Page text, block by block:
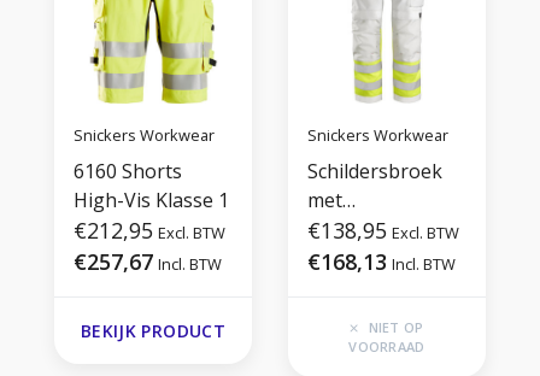
Snickers Workwear
6160 Shorts
High-Vis Klasse 1
€212,95 Excl. BTW
€257,67 Incl. BTW
BEKIJK PRODUCT
Snickers Workwear
Schildersbroek
met
holsterzakken, Hi
Vis Klasse 1
€138,95 Excl. BTW
€168,13 Incl. BTW
NIET OP
VOORRAAD